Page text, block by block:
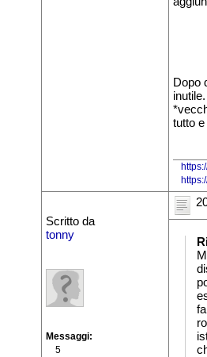
Dopo
tutto
Scritto da
tonny
Messaggi
5